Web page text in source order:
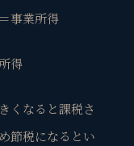
事業所得
得
くなると課税さ
節税になるとい